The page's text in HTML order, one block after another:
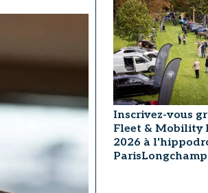
Inscrivez-vous
Fleet & Mobility
2026 à
ParisLongchamp